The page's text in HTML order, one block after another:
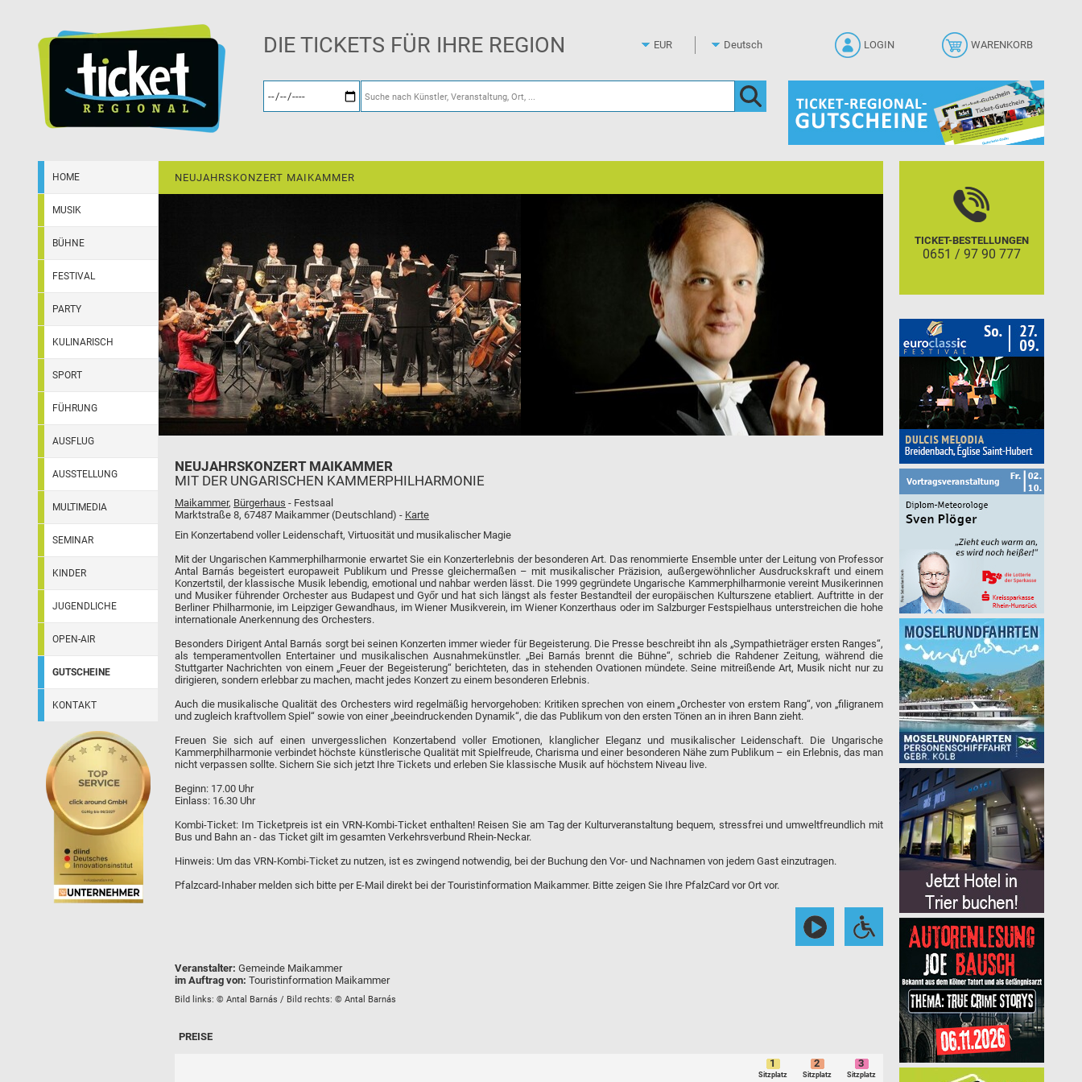
DIE TICKETS FÜR IHRE REGION
HOME
MUSIK
BÜHNE
FESTIVAL
PARTY
KULINARISCH
SPORT
FÜHRUNG
AUSFLUG
AUSSTELLUNG
MULTIMEDIA
SEMINAR
KINDER
JUGENDLICHE
OPEN-AIR
GUTSCHEINE
KONTAKT
NEUJAHRSKONZERT MAIKAMMER
NEUJAHRSKONZERT MAIKAMMER
MIT DER UNGARISCHEN KAMMERPHILHARMONIE
Maikammer, Bürgerhaus - Festsaal
Marktstraße 8, 67487 Maikammer (Deutschland) - Karte
Ein Konzertabend voller Leidenschaft, Virtuosität und musikalischer Magie
Mit der Ungarischen Kammerphilharmonie erwartet Sie ein Konzerterlebnis der besonderen Art. Das renommierte Ensemble unter der Leitung von Professor
Antal Barnás begeistert europaweit Publikum und Presse gleichermaßen – mit musikalischer Präzision, außergewöhnlicher Ausdruckskraft und einem
Konzertstil, der klassische Musik lebendig, emotional und nahbar werden lässt. Die 1999 gegründete Ungarische Kammerphilharmonie vereint Musikerinnen
und Musiker führender Orchester aus Budapest und Győr und hat sich längst als fester Bestandteil der europäischen Kulturszene etabliert. Auftritte in der
Berliner Philharmonie, im Leipziger Gewandhaus, im Wiener Musikverein, im Wiener Konzerthaus oder im Salzburger Festspielhaus unterstreichen die hohe
internationale Anerkennung des Orchesters.
Besonders Dirigent Antal Barnás sorgt bei seinen Konzerten immer wieder für Begeisterung. Die Presse beschreibt ihn als „Sympathieträger ersten Ranges“,
als temperamentvollen Entertainer und musikalischen Ausnahmekünstler. „Bei Barnás brennt die Bühne“, schrieb die Rahdener Zeitung, während die
Stuttgarter Nachrichten von einem „Feuer der Begeisterung“ berichteten, das in stehenden Ovationen mündete. Seine mitreißende Art, Musik nicht nur zu
dirigieren, sondern erlebbar zu machen, macht jedes Konzert zu einem besonderen Erlebnis.
Auch die musikalische Qualität des Orchesters wird regelmäßig hervorgehoben: Kritiken sprechen von einem „Orchester von erstem Rang“, von „filigranem
und zugleich kraftvollem Spiel“ sowie von einer „beeindruckenden Dynamik“, die das Publikum von den ersten Tönen an in ihren Bann zieht.
Freuen Sie sich auf einen unvergesslichen Konzertabend voller Emotionen, klanglicher Eleganz und musikalischer Leidenschaft. Die Ungarische
Kammerphilharmonie verbindet höchste künstlerische Qualität mit Spielfreude, Charisma und einer besonderen Nähe zum Publikum – ein Erlebnis, das man
nicht verpassen sollte. Sichern Sie sich jetzt Ihre Tickets und erleben Sie klassische Musik auf höchstem Niveau live.
Beginn: 17.00 Uhr
Einlass: 16.30 Uhr
Kombi-Ticket: Im Ticketpreis ist ein VRN-Kombi-Ticket enthalten! Reisen Sie am Tag der Kulturveranstaltung bequem, stressfrei und umweltfreundlich mit
Bus und Bahn an - das Ticket gilt im gesamten Verkehrsverbund Rhein-Neckar.
Hinweis: Um das VRN-Kombi-Ticket zu nutzen, ist es zwingend notwendig, bei der Buchung den Vor- und Nachnamen von jedem Gast einzutragen.
Pfalzcard-Inhaber melden sich bitte per E-Mail direkt bei der Touristinformation Maikammer. Bitte zeigen Sie Ihre PfalzCard vor Ort vor.
Veranstalter: Gemeinde Maikammer
im Auftrag von: Touristinformation Maikammer
Bild links: © Antal Barnás / Bild rechts: © Antal Barnás
PREISE
1
Sitzplatz
2
Sitzplatz
3
Sitzplatz
TICKET-BESTELLUNGEN
0651 / 97 90 777
WARENKORB
LOGIN